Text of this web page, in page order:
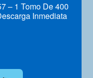
– 1 Tomo De 400
Inmediata